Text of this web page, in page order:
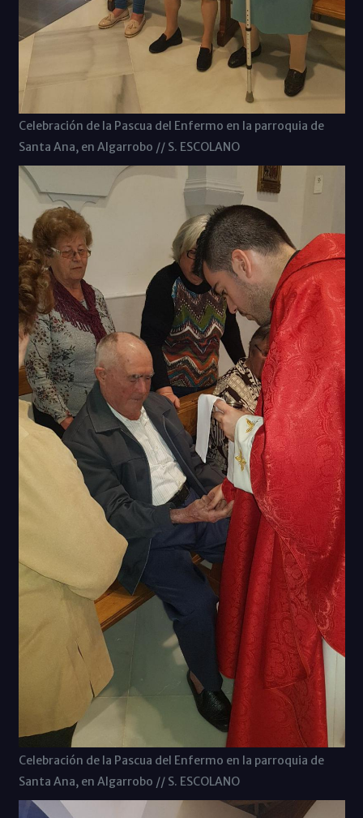
Celebración de la Pascua del Enfermo en la parroquia de
Santa Ana, en Algarrobo // S. ESCOLANO
Celebración de la Pascua del Enfermo en la parroquia de
Santa Ana, en Algarrobo // S. ESCOLANO